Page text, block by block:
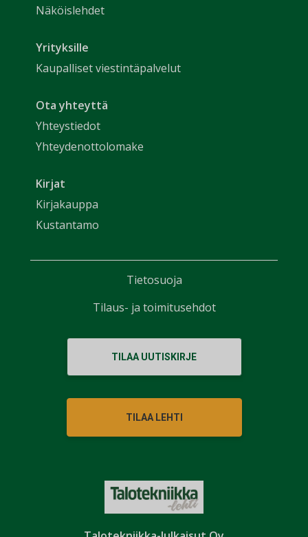
Näköislehdet
Yrityksille
Kaupalliset viestintäpalvelut
Ota yhteyttä
Yhteystiedot
Yhteydenottolomake
Kirjat
Kirjakauppa
Kustantamo
TILAA UUTISKIRJE
TILAA LEHTI
Tietosuoja
Tilaus- ja toimitusehdot